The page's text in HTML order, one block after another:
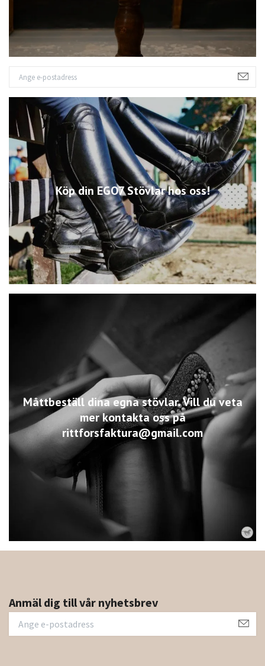
Köp din EGO7 Stövlar hos oss!
Måttbeställ dina egna stövlar. Vill du veta
mer kontakta oss på
rittforsfaktura@gmail.com
Anmäl dig till vår nyhetsbrev